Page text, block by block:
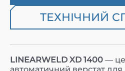
ТЕХНІЧНИЙ
LINEARWELD XD 1400 — це